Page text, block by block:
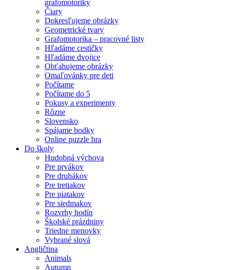
grafomotoriky
Čiary
Dokresľujeme obrázky
Geometrické tvary
Grafomotorika – pracovné listy
Hľadáme cestičky
Hľadáme dvojice
Obťahujeme obrázky
Omaľovánky pre deti
Počítame
Počítame do 5
Pokusy a experimenty
Rôzne
Slovensko
Spájame bodky
Online puzzle hra
Do školy
Hudobná výchova
Pre prvákov
Pre druhákov
Pre tretiakov
Pre piatakov
Pre siedmakov
Rozvrhy hodín
Školské prázdniny
Triedne menovky
Vybrané slová
Angličtina
Animals
Autumn